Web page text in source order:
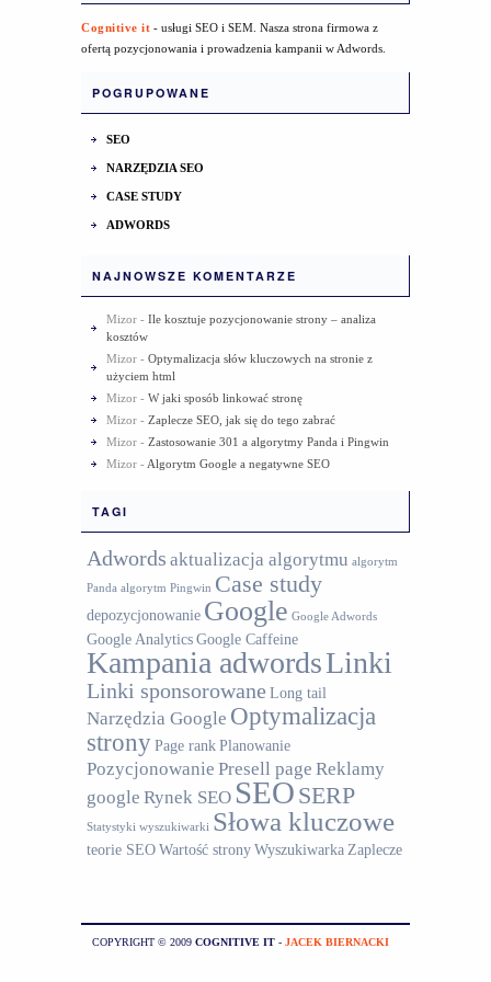
Cognitive it - usługi SEO i SEM. Nasza strona firmowa z
ofertą pozycjonowania i prowadzenia kampanii w Adwords.
POGRUPOWANE
SEO
NARZĘDZIA SEO
CASE STUDY
ADWORDS
NAJNOWSZE KOMENTARZE
Mizor - Ile kosztuje pozycjonowanie strony – analiza
kosztów
Mizor - Optymalizacja słów kluczowych na stronie z
użyciem html
Mizor - W jaki sposób linkować stronę
Mizor - Zaplecze SEO, jak się do tego zabrać
Mizor - Zastosowanie 301 a algorytmy Panda i Pingwin
Mizor - Algorytm Google a negatywne SEO
TAGI
Adwords aktualizacja algorytmu algorytm
Panda algorytm Pingwin Case study
depozycjonowanie Google Google Adwords
Google AnalyticsGoogle Caffeine
Kampania adwordsLinki
Linki sponsorowane Long tail
Narzędzia Google Optymalizacja
stronyPage rankPlanowanie
Pozycjonowanie Presell page Reklamy
google Rynek SEO SEO SERP
Statystyki wyszukiwarki Słowa kluczowe
teorie SEOWartość stronyWyszukiwarka Zaplecze
COPYRIGHT © 2009 COGNITIVE IT - JACEK BIERNACKI